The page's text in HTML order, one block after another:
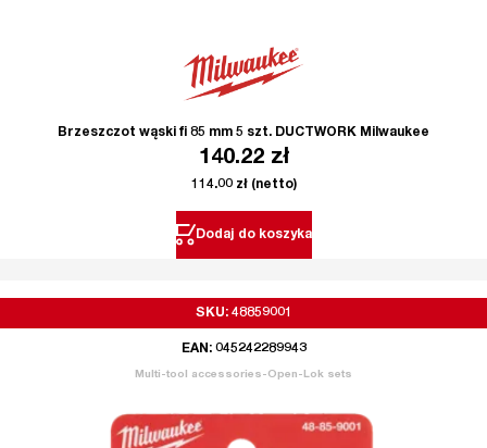
Brzeszczot wąski fi 85 mm 5 szt. DUCTWORK Milwaukee
140.22 zł
114.00 zł(netto)
Dodaj do koszyka
SKU: 48859001
EAN: 045242289943
Multi-tool accessories-Open-Lok sets